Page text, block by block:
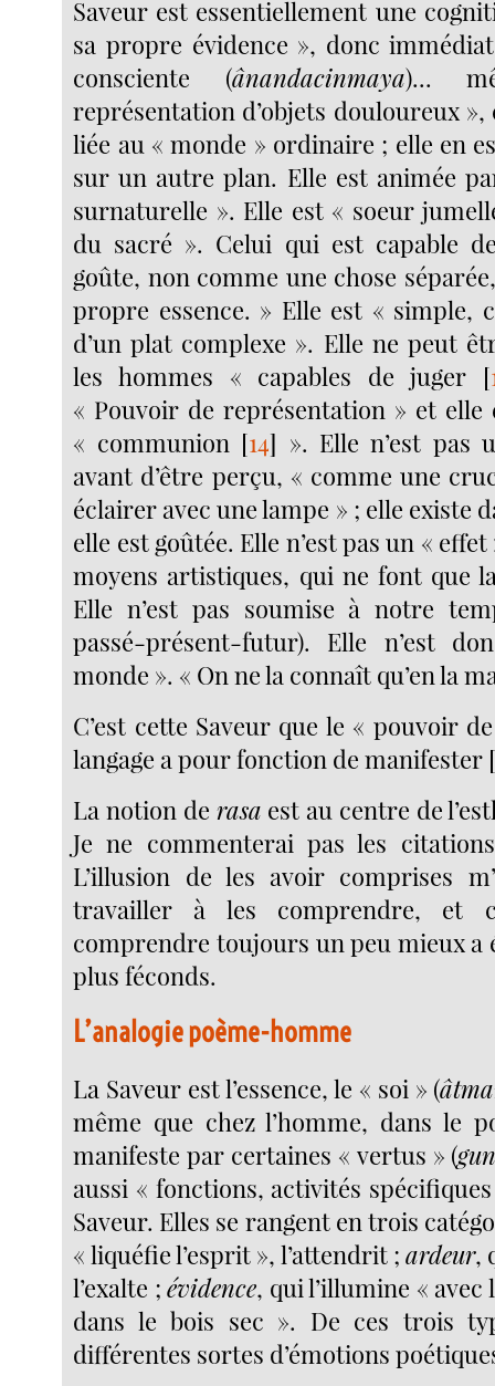
Saveur est essentiellement une
sa propre évidence », donc
consciente (ânandacinmaya)...
représentation d’objets douloureux »,
liée au « monde » ordinaire ; elle en
sur un autre plan. Elle est animée
surnaturelle ». Elle est « soeur
du sacré ». Celui qui est capable
goûte, non comme une chose
propre essence. » Elle est « simple,
d’un plat complexe ». Elle ne peut
les hommes « capables de juger [
« Pouvoir de représentation » et elle
« communion[14] ». Elle n’est pas
avant d’être perçu, « comme une
éclairer avec une lampe » ; elle existe
elle est goûtée. Elle n’est pas un «
moyens artistiques, qui ne font que
Elle n’est pas soumise à notre
passé-présent-futur). Elle n’est
monde ». « On ne la connaît qu’en la
C’est cette Saveur que le « pouvoir
langage a pour fonction de manifester
La notion de rasa est au centre de
Je ne commenterai pas les
L’illusion de les avoir comprises
travailler à les comprendre, et
comprendre toujours un peu mieux a
plus féconds.
L’analogie poème-homme
La Saveur est l’essence, le « soi » (
même que chez l’homme, dans le
manifeste par certaines « vertus » (
aussi « fonctions, activités
Saveur. Elles se rangent en trois
« liquéfie l’esprit », l’attendrit ; ardeur,
l’exalte ;évidence, qui l’illumine «
dans le bois sec ». De ces trois
différentes sortes d’émotions